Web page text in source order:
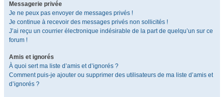
Messagerie privée
Je ne peux pas envoyer de messages privés !
Je continue à recevoir des messages privés non sollicités !
J’ai reçu un courrier électronique indésirable de la part de quelqu’un sur ce
forum !
Amis et ignorés
À quoi sert ma liste d’amis et d’ignorés ?
Comment puis-je ajouter ou supprimer des utilisateurs de ma liste d’amis et
d’ignorés ?